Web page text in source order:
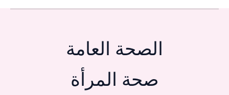
الصحة العامة
صحة المرأة